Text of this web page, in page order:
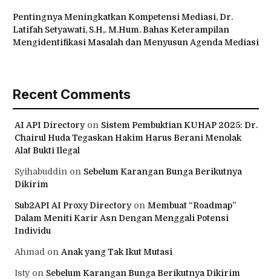
Pentingnya Meningkatkan Kompetensi Mediasi, Dr.
Latifah Setyawati, S.H,. M.Hum. Bahas Keterampilan
Mengidentifikasi Masalah dan Menyusun Agenda Mediasi
Recent Comments
AI API Directoryon Sistem Pembuktian KUHAP 2025: Dr.
Chairul Huda Tegaskan Hakim Harus Berani Menolak
Alat Bukti Ilegal
Syihabuddin on Sebelum Karangan Bunga Berikutnya
Dikirim
Sub2API AI Proxy Directoryon Membuat “Roadmap”
Dalam Meniti Karir Asn Dengan Menggali Potensi
Individu
Ahmad on Anak yang Tak Ikut Mutasi
Istyon Sebelum Karangan Bunga Berikutnya Dikirim